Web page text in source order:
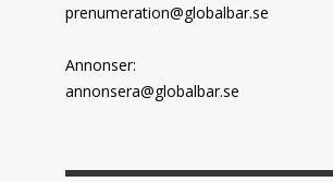
prenumeration@globalbar.se
Annonser:
annonsera@globalbar.se